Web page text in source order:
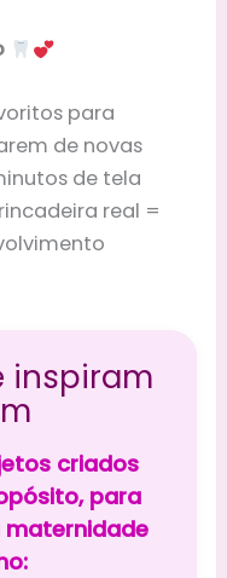
para
de novas
de tela
real =
inspiram
criados
para